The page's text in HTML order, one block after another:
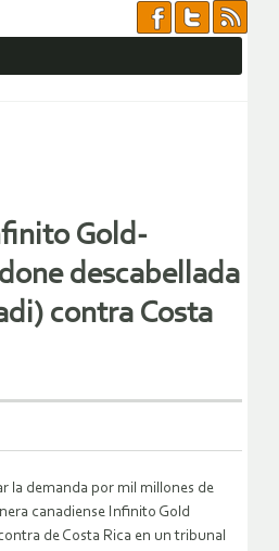
Gold-
descabellada
contra Costa
la demanda por mil millones de
canadiense Infinito Gold
de Costa Rica en un tribunal